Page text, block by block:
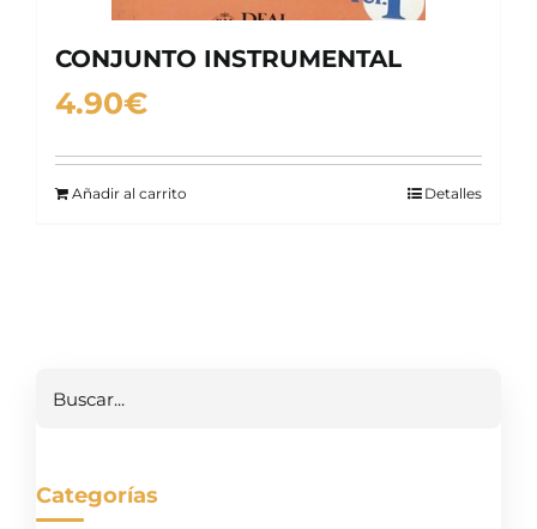
CONJUNTO INSTRUMENTAL
4.90€
Añadir al carrito Detalles
Categorías